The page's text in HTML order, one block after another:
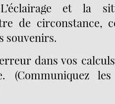
et la
de circonstance,
souvenirs.
dans vos
(Communiquez